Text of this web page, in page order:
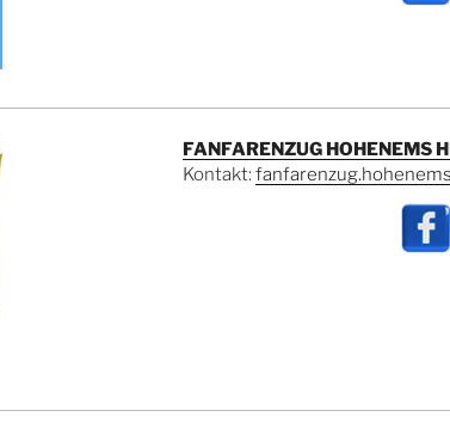
FANFARENZUG HOHENEMS
Kontakt: